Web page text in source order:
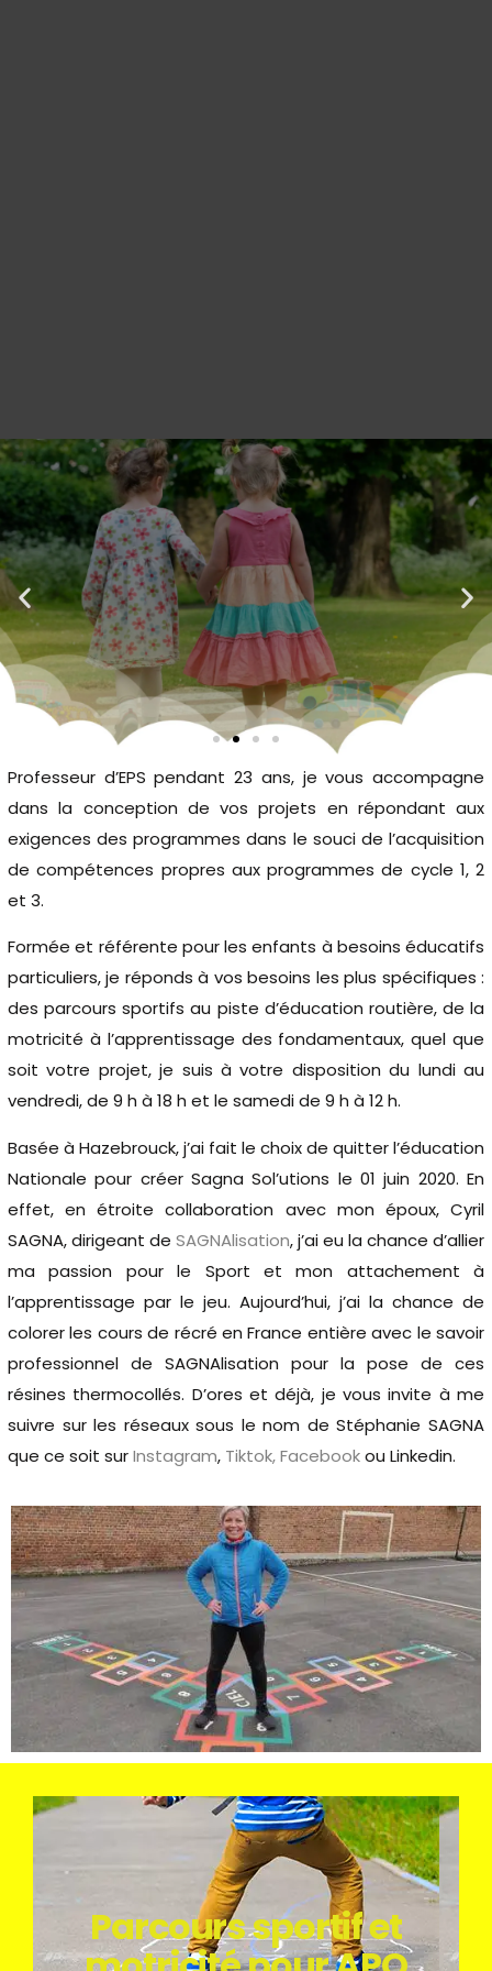
Sagna Sol’utions
L’expertise adaptée à vos projets.
06 29 82 70 56
Professeur d’EPS pendant 23 ans, je vous accompagne
dans la conception de vos projets en répondant aux
exigences des programmes dans le souci de l’acquisition
de compétences propres aux programmes de cycle 1, 2
et 3.
Formée et référente pour les enfants à besoins éducatifs
particuliers, je réponds à vos besoins les plus spécifiques :
des parcours sportifs au piste d’éducation routière, de la
motricité à l’apprentissage des fondamentaux, quel que
soit votre projet, je suis à votre disposition du lundi au
vendredi, de 9 h à 18 h et le samedi de 9 h à 12 h.
Basée à Hazebrouck, j’ai fait le choix de quitter l’éducation
Nationale pour créer Sagna Sol’utions le 01 juin 2020. En
effet, en étroite collaboration avec mon époux, Cyril
SAGNA, dirigeant de SAGNAlisation, j’ai eu la chance d’allier
ma passion pour le Sport et mon attachement à
l’apprentissage par le jeu. Aujourd’hui, j’ai la chance de
colorer les cours de récré en France entière avec le savoir
professionnel de SAGNAlisation pour la pose de ces
résines thermocollés. D’ores et déjà, je vous invite à me
suivre sur les réseaux sous le nom de Stéphanie SAGNA
que ce soit surInstagram, Tiktok,Facebookou Linkedin.
Parcours sportif et
motricité...